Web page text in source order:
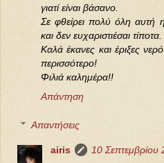
γιατί είναι βάσανο.
Σε φθείρει πολύ όλη αυτή
και δεν ευχαριστιέσαι τίποτα.
Καλά έκανες και έριξες
περισσότερο!
Φιλιά καλημέρα!!
Απάντηση
Απαντήσεις
airis
10 Σεπτεμβρίου